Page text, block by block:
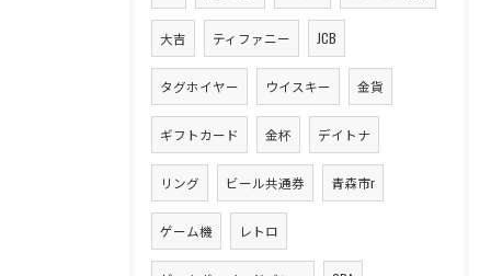
大吉 ティファニー JCB
タグホイヤー ウイスキー 金貨
ギフトカード 金杯 デイトナ
リング ビール共通券 青森市r
ゲーム機 レトロ